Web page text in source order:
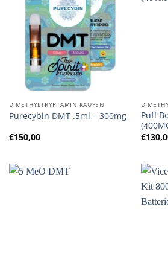
DIMETHYLTRYPTAMIN KAUFEN
Purecybin DMT .5ml – 300mg
€150,00
Puff
€